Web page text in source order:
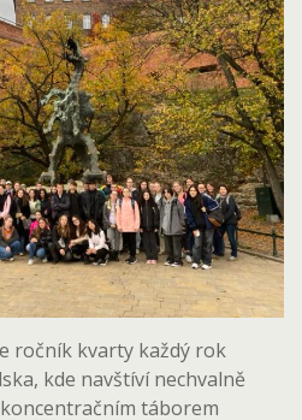
ročník kvarty každý rok
kde navštíví nechvalně
táborem